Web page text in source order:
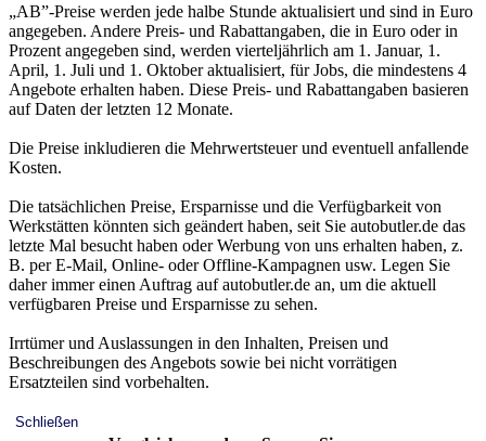
„AB”-Preise werden jede halbe Stunde aktualisiert und sind in Euro
angegeben. Andere Preis- und Rabattangaben, die in Euro oder in
Prozent angegeben sind, werden vierteljährlich am 1. Januar, 1.
April, 1. Juli und 1. Oktober aktualisiert, für Jobs, die mindestens 4
Angebote erhalten haben. Diese Preis- und Rabattangaben basieren
auf Daten der letzten 12 Monate.
Die Preise inkludieren die Mehrwertsteuer und eventuell anfallende
Kosten.
Die tatsächlichen Preise, Ersparnisse und die Verfügbarkeit von
Werkstätten könnten sich geändert haben, seit Sie autobutler.de das
letzte Mal besucht haben oder Werbung von uns erhalten haben, z.
B. per E-Mail, Online- oder Offline-Kampagnen usw. Legen Sie
daher immer einen Auftrag auf autobutler.de an, um die aktuell
verfügbaren Preise und Ersparnisse zu sehen.
Irrtümer und Auslassungen in den Inhalten, Preisen und
Beschreibungen des Angebots sowie bei nicht vorrätigen
Ersatzteilen sind vorbehalten.
Schließen